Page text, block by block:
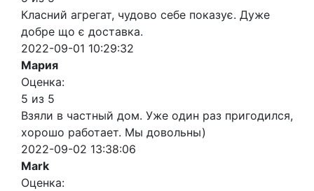
Класний агрегат, чудово себе показує. Дуже
добре що є доставка.
2022-09-01 10:29:32
Мария
Оценка:
5 из 5
Взяли в частный дом. Уже один раз пригодился,
хорошо работает. Мы довольны)
2022-09-02 13:38:06
Mark
Оценка: